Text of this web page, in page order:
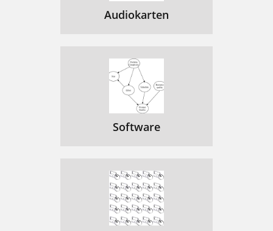
Audiokarten
Software